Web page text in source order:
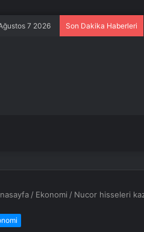
7 2026 Son Dakika Haberleri
/ Ekonomi / Nucor hisseleri